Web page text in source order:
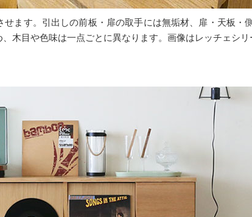
ます。引出しの前板・扉の取手には無垢材、扉・天板・
木目や色味は一点ごとに異なります。画像はレッチェシ